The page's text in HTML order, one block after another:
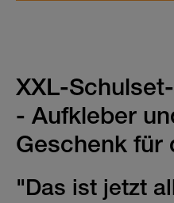
XXL-
- Aufkleber
Geschenk für
"Das ist jetzt